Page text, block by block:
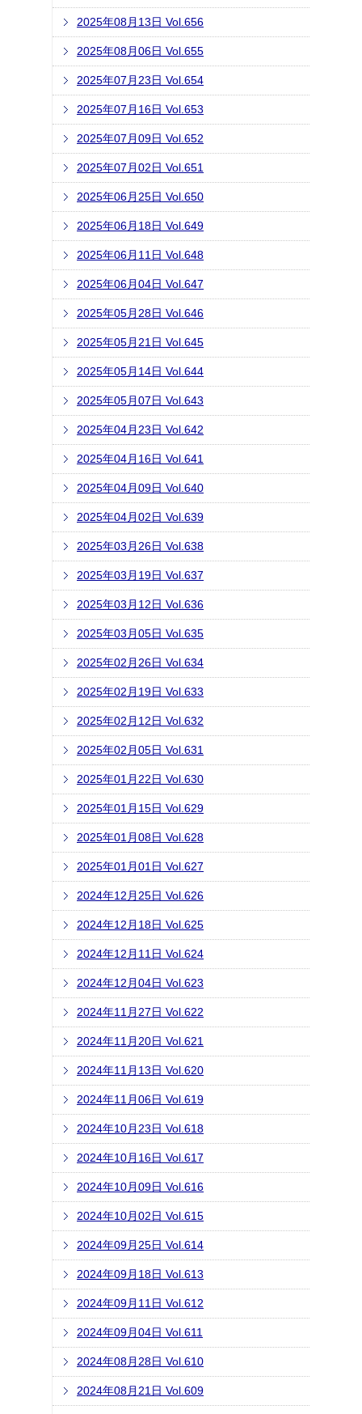
2025年08月13日 Vol.656
2025年08月06日 Vol.655
2025年07月23日 Vol.654
2025年07月16日 Vol.653
2025年07月09日 Vol.652
2025年07月02日 Vol.651
2025年06月25日 Vol.650
2025年06月18日 Vol.649
2025年06月11日 Vol.648
2025年06月04日 Vol.647
2025年05月28日 Vol.646
2025年05月21日 Vol.645
2025年05月14日 Vol.644
2025年05月07日 Vol.643
2025年04月23日 Vol.642
2025年04月16日 Vol.641
2025年04月09日 Vol.640
2025年04月02日 Vol.639
2025年03月26日 Vol.638
2025年03月19日 Vol.637
2025年03月12日 Vol.636
2025年03月05日 Vol.635
2025年02月26日 Vol.634
2025年02月19日 Vol.633
2025年02月12日 Vol.632
2025年02月05日 Vol.631
2025年01月22日 Vol.630
2025年01月15日 Vol.629
2025年01月08日 Vol.628
2025年01月01日 Vol.627
2024年12月25日 Vol.626
2024年12月18日 Vol.625
2024年12月11日 Vol.624
2024年12月04日 Vol.623
2024年11月27日 Vol.622
2024年11月20日 Vol.621
2024年11月13日 Vol.620
2024年11月06日 Vol.619
2024年10月23日 Vol.618
2024年10月16日 Vol.617
2024年10月09日 Vol.616
2024年10月02日 Vol.615
2024年09月25日 Vol.614
2024年09月18日 Vol.613
2024年09月11日 Vol.612
2024年09月04日 Vol.611
2024年08月28日 Vol.610
2024年08月21日 Vol.609